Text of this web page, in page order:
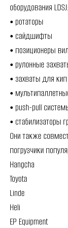
оборудования LDSJ:
• ротаторы
• сайдшифты
• позиционеры вил
• рулонные
• захваты для кип
•
• push-pull
• стабилизаторы
Они также
погрузчики
Hangcha
Toyota
Linde
Heli
EP Equipment